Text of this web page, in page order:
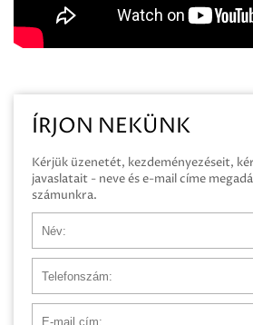
ÍRJON NEKÜNK
Kérjük üzenetét, kezdeményezéseit,
javaslatait - neve és e-mail címe
számunkra.